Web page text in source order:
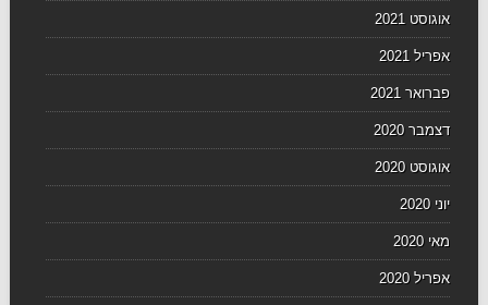
אוגוסט 2021
אפריל 2021
פברואר 2021
דצמבר 2020
אוגוסט 2020
יוני 2020
מאי 2020
אפריל 2020